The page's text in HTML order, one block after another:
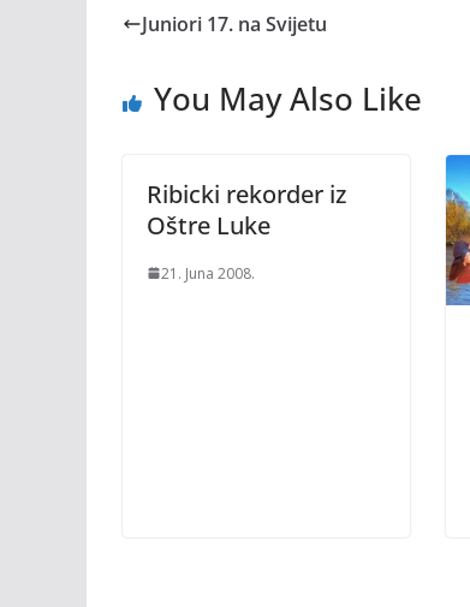
Juniori 17. na Svijetu
You May Also Like
Ribicki rekorder iz
Oštre Luke
21. Juna 2008.